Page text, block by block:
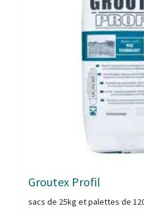
Groutex Profil
sacs de 25kg et palettes de